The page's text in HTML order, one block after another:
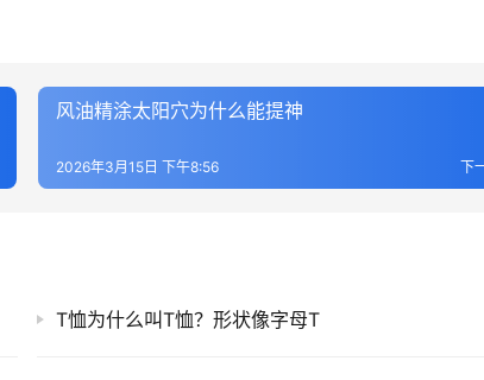
风油精涂太阳穴为什么能提神
下
2026年3月15日 下午8:56
T恤为什么叫T恤？形状像字母T